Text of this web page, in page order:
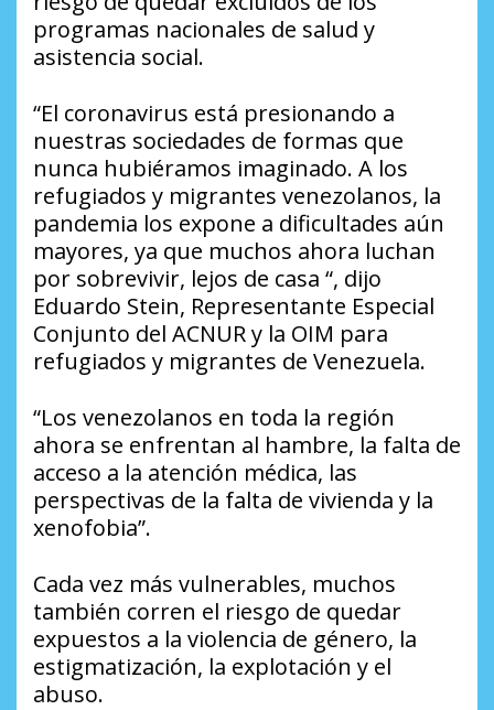
programas nacionales de salud y
asistencia social.
“El coronavirus está presionando a
nuestras sociedades de formas que
nunca hubiéramos imaginado. A los
refugiados y migrantes venezolanos, la
pandemia los expone a dificultades aún
mayores, ya que muchos ahora luchan
por sobrevivir, lejos de casa “, dijo
Eduardo Stein, Representante Especial
Conjunto del ACNUR y la OIM para
refugiados y migrantes de Venezuela.
“Los venezolanos en toda la región
ahora se enfrentan al hambre, la falta de
acceso a la atención médica, las
perspectivas de la falta de vivienda y la
xenofobia”.
Cada vez más vulnerables, muchos
también corren el riesgo de quedar
expuestos a la violencia de género, la
estigmatización, la explotación y el
abuso.